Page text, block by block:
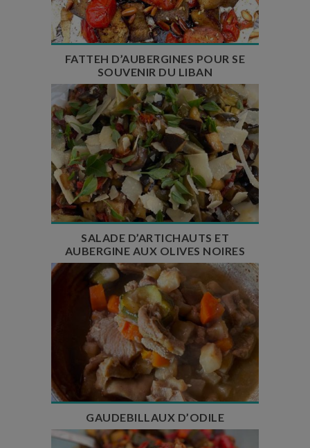
Nombre de couverts : 4
FATTEH D’AUBERGINES POUR SE
SOUVENIR DU LIBAN
Temps de préparation : 20 min
Temps de cuisson : 25 min
Nombre de couverts : 6
SALADE D’ARTICHAUTS ET
AUBERGINE AUX OLIVES NOIRES
Temps de préparation : 1h
Temps de cuisson : 1h
Nombre de couverts : 6 à 8
GAUDEBILLAUX D’ODILE